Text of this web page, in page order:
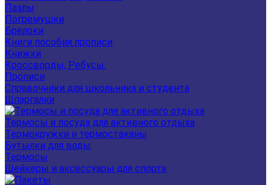
Пазлы
Погремушки
Брелоки
Книги пособия прописи
Книжки
Кроссворды, Ребусы.
Прописи
Справочники для школьника и студента
Шпаргалки
Термосы и посуда для активного отдыха
Термокружки и термостаканы
Бутылки для воды
Термосы
Шейкеры и аксессуары для спорта